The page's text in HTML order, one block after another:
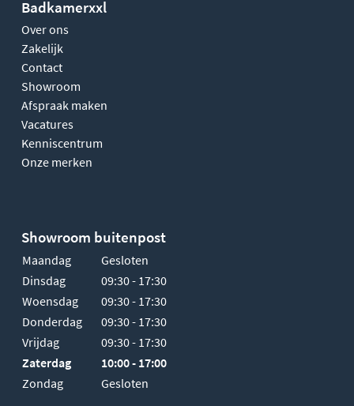
Badkamerxxl
Over ons
Zakelijk
Contact
Showroom
Afspraak maken
Vacatures
Kenniscentrum
Onze merken
Showroom buitenpost
Maandag
Gesloten
Dinsdag
09:30 - 17:30
Woensdag
09:30 - 17:30
Donderdag
09:30 - 17:30
Vrijdag
09:30 - 17:30
Zaterdag
10:00 - 17:00
Zondag
Gesloten